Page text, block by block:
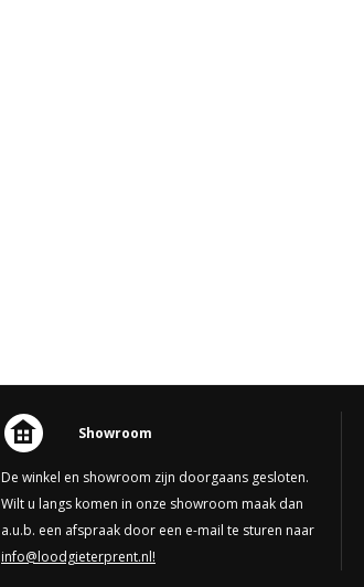
Showroom
De winkel en showroom zijn doorgaans gesloten.
Wilt u langs komen in onze showroom maak dan
a.u.b. een afspraak door een e-mail te sturen naar
info@loodgieterprent.nl!